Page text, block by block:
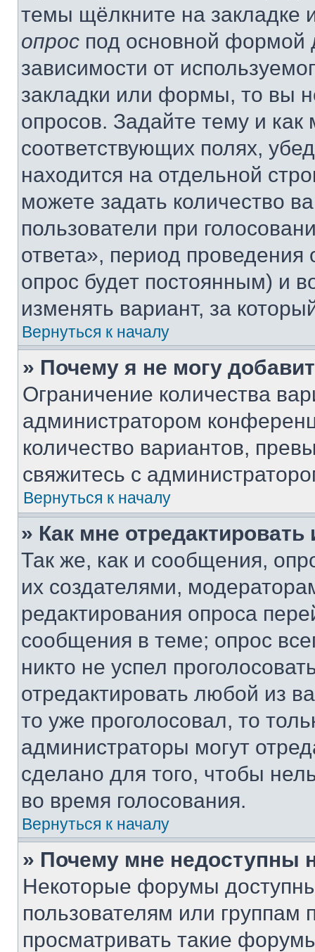
темы щёлкните на
опрос под основной формой
зависимости от
закладки или формы, то вы
опросов. Задайте тему и
соответствующих полях,
находится на отдельной
можете задать количество
пользователи при
ответа», период проведения
опрос будет постоянным) и
изменять вариант, за
Вернуться к началу
» Почему я не могу
Ограничение количества
администратором
количество вариантов,
свяжитесь с
Вернуться к началу
» Как мне
Так же, как и сообщения,
их создателями,
редактирования опроса
сообщения в теме; опрос
никто не успел
отредактировать любой из
то уже проголосовал, то
администраторы могут
сделано для того, чтобы
во время голосования.
Вернуться к началу
» Почему мне недоступны
Некоторые форумы
пользователям или группам
просматривать такие